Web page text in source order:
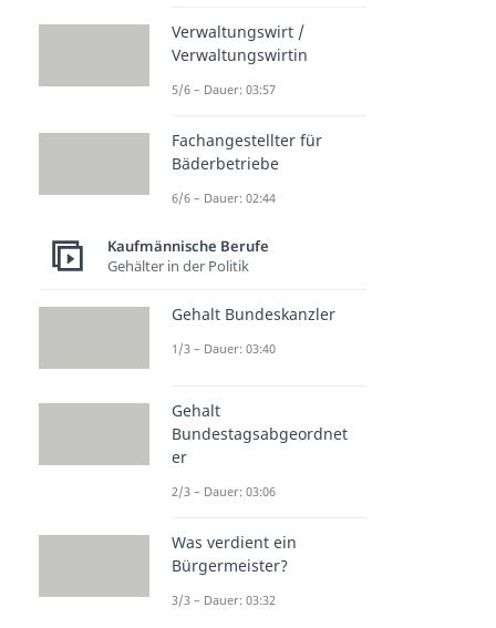
Verwaltungswirt /
Verwaltungswirtin
5/6 – Dauer: 03:57
Fachangestellter für
Bäderbetriebe
6/6 – Dauer: 02:44
Kaufmännische Berufe
Gehälter in der Politik
Gehalt Bundeskanzler
1/3 – Dauer: 03:40
Gehalt
Bundestagsabgeordnet
er
2/3 – Dauer: 03:06
Was verdient ein
Bürgermeister?
3/3 – Dauer: 03:32